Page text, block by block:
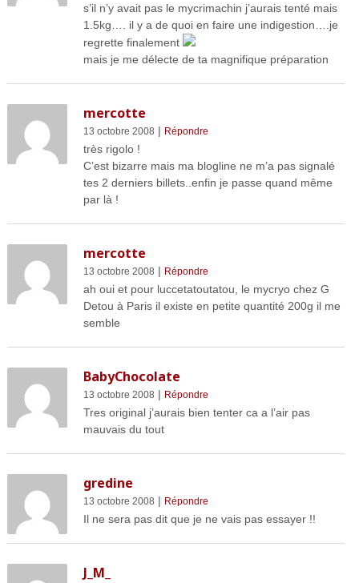
s’il n’y avait pas le mycrimachin j’aurais tenté mais
1.5kg…. il y a de quoi en faire une indigestion….je
regrette finalement
mais je me délecte de ta magnifique préparation
mercotte
13 octobre 2008 | Répondre
très rigolo !
C’est bizarre mais ma blogline ne m’a pas signalé
tes 2 derniers billets..enfin je passe quand même
par là !
mercotte
13 octobre 2008 | Répondre
ah oui et pour luccetatoutatou, le mycryo chez G
Detou à Paris il existe en petite quantité 200g il me
semble
BabyChocolate
13 octobre 2008 | Répondre
Tres original j’aurais bien tenter ca a l’air pas
mauvais du tout
gredine
13 octobre 2008 | Répondre
Il ne sera pas dit que je ne vais pas essayer !!
J_M_